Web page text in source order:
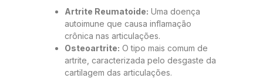
Artrite Reumatoide: Uma doença
autoimune que causa inflamação
crônica nas articulações.
Osteoartrite: O tipo mais comum de
artrite, caracterizada pelo desgaste da
cartilagem das articulações.